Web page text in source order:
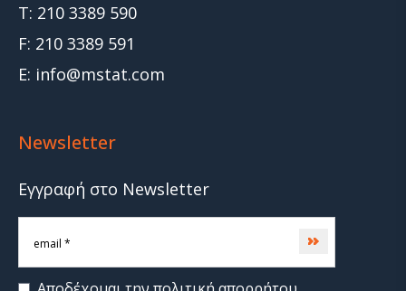
T: 210 3389 590
F: 210 3389 591
E: info@mstat.com
Newsletter
Εγγραφή στο Newsletter
Subscribe